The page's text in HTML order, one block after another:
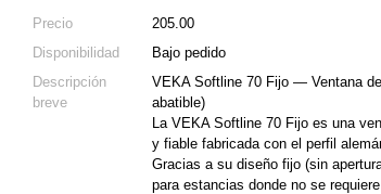
Precio
205.00
Disponibilidad
Bajo pedido
Descripción
breve
VEKA Softline 70 Fijo — Ventana
abatible)
La VEKA Softline 70 Fijo es una
y fiable fabricada con el perfil
Gracias a su diseño fijo (sin
para estancias donde no se